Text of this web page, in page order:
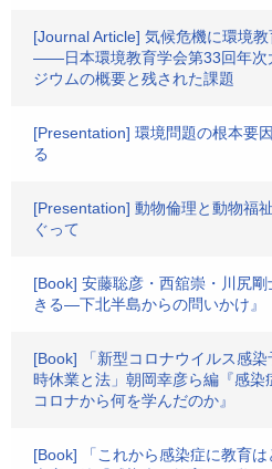
[Journal Article] 気候危機に環境
――日本環境教育学会第33回年次
ジウムの概要と残された課題
[Presentation] 環境問題の根本要
る
[Presentation] 動物倫理と動物
ぐって
[Book] 安藤聡彦・西舘崇・川尻
きる―下北半島からの問いかけ』
[Book] 「新型コロナウイルス感
時休業と法」朝岡幸彦ら編『感
コロナから何を学んだのか』
[Book] 「これから感染症に教育